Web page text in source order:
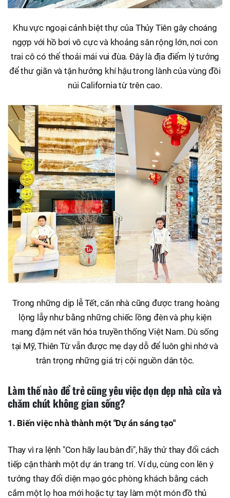
Khu vực ngoại cảnh biệt thự của Thủy Tiên gây choáng
ngợp với hồ bơi vô cực và khoảng sân rộng lớn, nơi con
trai cô có thể thoải mái vui đùa. Đây là địa điểm lý tưởng
để thư giãn và tận hưởng khí hậu trong lành của vùng đồi
núi California từ trên cao.
Trong những dịp lễ Tết, căn nhà cũng được trang hoàng
lộng lẫy như bằng những chiếc lồng đèn và phụ kiện
mang đậm nét văn hóa truyền thống Việt Nam. Dù sống
tại Mỹ, Thiên Từ vẫn được mẹ dạy dỗ để luôn ghi nhớ và
trân trọng những giá trị cội nguồn dân tộc.
Làm thế nào để trẻ cũng yêu việc dọn dẹp nhà cửa và
chăm chút không gian sống?
1. Biến việc nhà thành một "Dự án sáng tạo"
Thay vì ra lệnh "Con hãy lau bàn đi", hãy thử thay đổi cách
tiếp cận thành một dự án trang trí. Ví dụ, cùng con lên ý
tưởng thay đổi diện mạo góc phòng khách bằng cách
cắm một lọ hoa mới hoặc tự tay làm một món đồ thủ